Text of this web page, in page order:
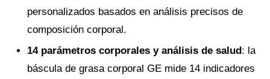
personalizados basados en análisis precisos de
composición corporal.
14 parámetros corporales y análisis de salud: la
báscula de grasa corporal GE mide 14 indicadores